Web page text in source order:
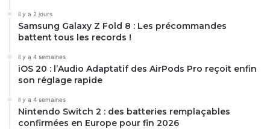
il y a 2 jours
Samsung Galaxy Z Fold 8 : Les précommandes
battent tous les records !
il y a 4 semaines
iOS 20 : l’Audio Adaptatif des AirPods Pro reçoit enfin
son réglage rapide
il y a 4 semaines
Nintendo Switch 2 : des batteries remplaçables
confirmées en Europe pour fin 2026